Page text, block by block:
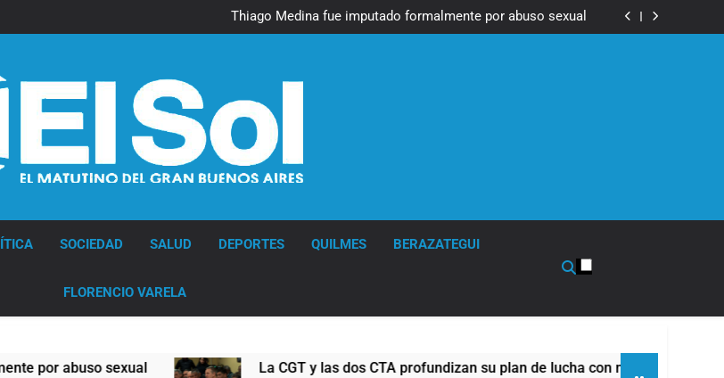
Thiago Medina fue imputado formalmente por abuso sexual
La CGT y las dos CTA profundizan su plan de lucha con nuevas marchas
La CGT y las dos CTA profundizan su plan de lucha con nuevas marchas
SOCIEDAD SALUD DEPORTES QUILMES BERAZATEGUI
FLORENCIO VARELA
abuso sexual La CGT y las dos CTA profundizan su plan de lucha con nuevas marchas contra